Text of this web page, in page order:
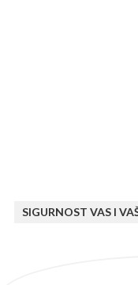
SIGURNOST VAS I